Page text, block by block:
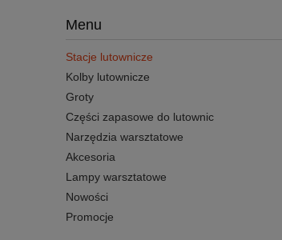
Menu
Stacje lutownicze
Kolby lutownicze
Groty
Części zapasowe do lutownic
Narzędzia warsztatowe
Akcesoria
Lampy warsztatowe
Nowości
Promocje